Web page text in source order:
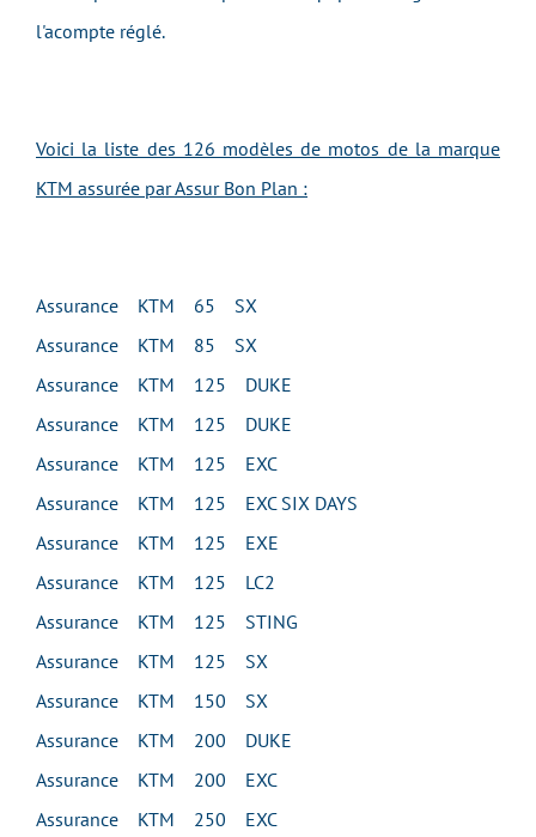
l'acompte réglé.
Voici la liste des 126 modèles de motos de la marque
KTM assurée par Assur Bon Plan :
Assurance KTM 65 SX
Assurance KTM 85 SX
Assurance KTM 125 DUKE
Assurance KTM 125 DUKE
Assurance KTM 125 EXC
Assurance KTM 125 EXC SIX DAYS
Assurance KTM 125 EXE
Assurance KTM 125 LC2
Assurance KTM 125 STING
Assurance KTM 125 SX
Assurance KTM 150 SX
Assurance KTM 200 DUKE
Assurance KTM 200 EXC
Assurance KTM 250 EXC